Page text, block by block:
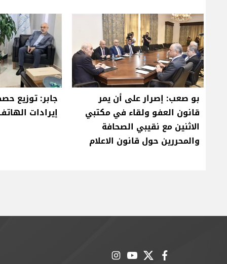
بو صعب: إصرار على أن يمر
قانون العفو ولقاء في مكتبي
الاثنين مع نقيبي الصحافة
والمحررين حول قانون الاعلام
جابر: توزيع
إيرادات
facebook
twitter
youtube
instagram